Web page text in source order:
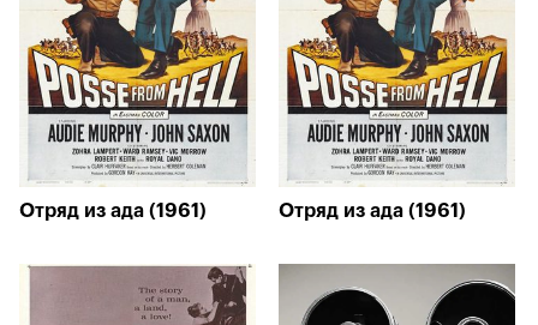
Отряд из ада (1961) Отряд из ада (1961)